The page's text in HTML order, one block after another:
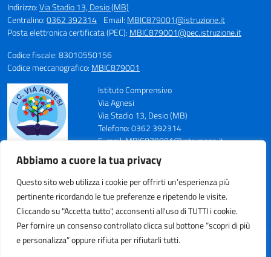
Abbiamo a cuore la tua privacy
Questo sito web utilizza i cookie per offrirti un’esperienza più
pertinente ricordando le tue preferenze e ripetendo le visite.
Cliccando su "Accetta tutto", acconsenti all'uso di TUTTI i cookie.
Per fornire un consenso controllato clicca sul bottone “scopri di più
e personalizza” oppure rifiuta per rifiutarli tutti.
Indirizzo:Via Stadio 13, Desio (MB)
Centralino:0362 392314 Email: MBIC879001@istruzione.it
Posta elettronica certificata (PEC): MBIC879001@pec.istruzione.it
Codice fiscale: 83010550156
Codice meccanografico: MBIC879001
Istituto Comprensivo
Via Agnesi
Via Stadio 13, Desio (MB)
Telefono: 0362 392314
E-mail: MBIC879001@istruzione.it
PEC: MBIC879001@pec.istruzione.it
Codice Meccanografico: MBIC879001
Codice Fiscale: 83010550156